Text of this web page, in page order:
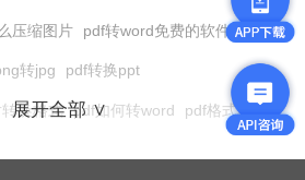
压缩图片 pdf转word免费的软件
转jpg pdf转换ppt
转换格式 pdf如何转word pdf格式转换
展开全部 ∨